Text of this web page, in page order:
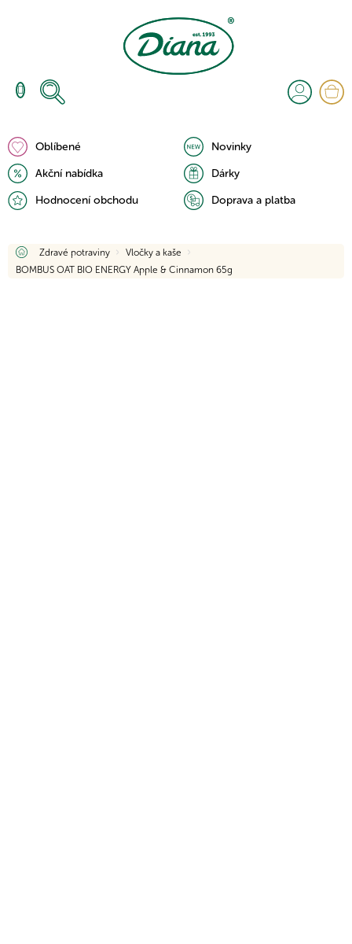
Oblíbené
Novinky
Akční nabídka
Dárky
Hodnocení obchodu
Doprava a platba
Domů
Zdravé potraviny
Vločky a kaše
BOMBUS OAT BIO ENERGY Apple & Cinnamon 65g